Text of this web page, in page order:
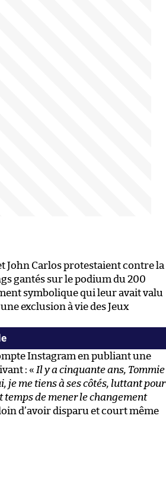
John Carlos protestaient contre la
gantés sur le podium du 200
symbolique qui leur avait valu
exclusion à vie des Jeux
Instagram en publiant une
: « Il y a cinquante ans, Tommie
je me tiens à ses côtés, luttant pour
temps de mener le changement
d’avoir disparu et court même